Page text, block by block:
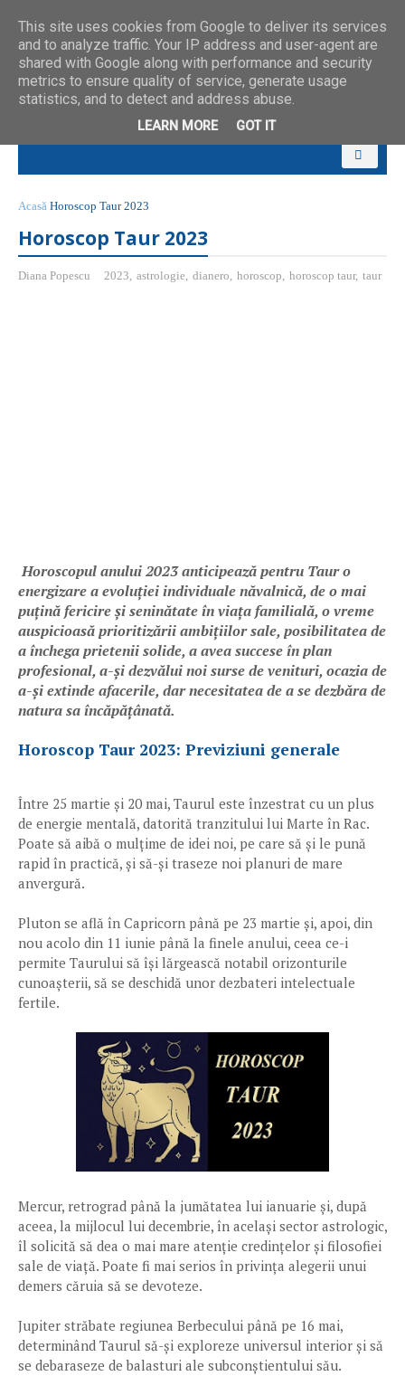
Acasă Horoscop Taur 2023
Horoscop Taur 2023
Diana Popescu 2023, astrologie, dianero, horoscop, horoscop taur, taur
Horoscopul anului 2023 anticipează pentru Taur o
energizare a evoluției individuale năvalnică, de o mai
puțină fericire și seninătate în viața familială, o vreme
auspicioasă prioritizării ambițiilor sale, posibilitatea de
a închega prietenii solide, a avea succese în plan
profesional, a-și dezvălui noi surse de venituri, ocazia de
a-și extinde afacerile, dar necesitatea de a se dezbăra de
natura sa încăpățânată.
Horoscop Taur 2023: Previziuni generale
Între 25 martie și 20 mai, Taurul este înzestrat cu un plus
de energie mentală, datorită tranzitului lui Marte în Rac.
Poate să aibă o mulțime de idei noi, pe care să și le pună
rapid în practică, și să-și traseze noi planuri de mare
anvergură.
Pluton se află în Capricorn până pe 23 martie și, apoi, din
nou acolo din 11 iunie până la finele anului, ceea ce-i
permite Taurului să își lărgească notabil orizonturile
cunoașterii, să se deschidă unor dezbateri intelectuale
fertile.
Mercur, retrograd până la jumătatea lui ianuarie și, după
aceea, la mijlocul lui decembrie, în același sector astrologic,
îl solicită să dea o mai mare atenție credințelor și filosofiei
sale de viață. Poate fi mai serios în privința alegerii unui
demers căruia să se devoteze.
Jupiter străbate regiunea Berbecului până pe 16 mai,
determinând Taurul să-și exploreze universul interior și să
se debaraseze de balasturi ale subconștientului său.
This site uses cookies from Google to deliver its services
and to analyze traffic. Your IP address and user-agent are
shared with Google along with performance and security
metrics to ensure quality of service, generate usage
statistics, and to detect and address abuse.
LEARN MORE GOT IT